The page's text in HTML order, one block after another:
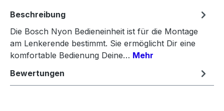
Beschreibung
Die Bosch Nyon Bedieneinheit ist für die Montage
am Lenkerende bestimmt. Sie ermöglicht Dir eine
komfortable Bedienung Deine… Mehr
Bewertungen